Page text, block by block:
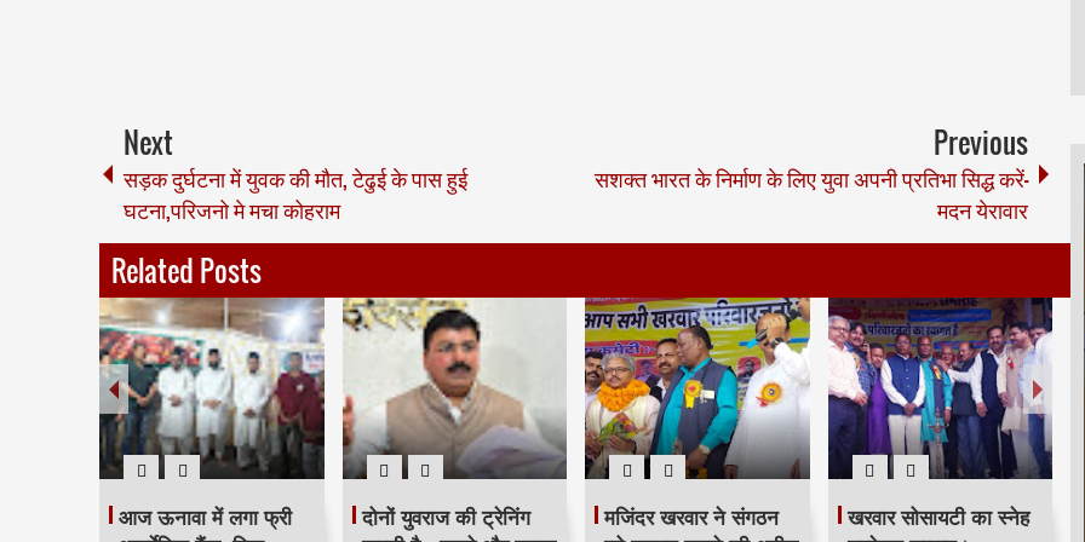
Next
सड़क दुर्घटना में युवक की मौत, टेढुई के पास हुई
घटना,परिजनो मे मचा कोहराम
Previous
सशक्त भारत के निर्माण के लिए युवा अपनी प्रतिभा सिद्ध करें-
मदन येरावार
Related Posts
घाटकोपर पूर्व की मनपा
महापौर रितू तावडे से
स्वच्छता कर्मियों से जुड़ी
मुंबई में 547 डिवॉटरिंग पंपों